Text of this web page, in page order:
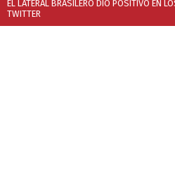
EL LATERAL BRASILERO DIO POSITIVO EN
TWITTER